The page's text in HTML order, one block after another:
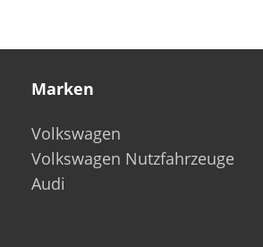
Marken
Volkswagen
Volkswagen Nutzfahrzeuge
Audi